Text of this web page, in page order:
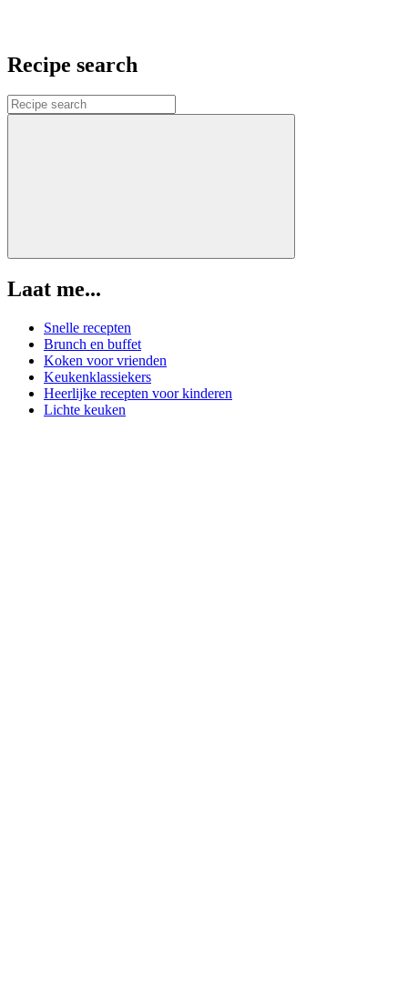
Recipe search
Laat me...
Snelle recepten
Brunch en buffet
Koken voor vrienden
Keukenklassiekers
Heerlijke recepten voor kinderen
Lichte keuken